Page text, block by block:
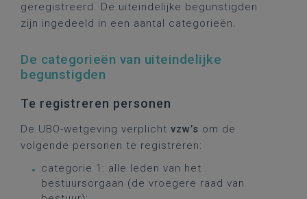
geregistreerd. De uiteindelijke begunstigden
zijn ingedeeld in een aantal categorieën.
De categorieën van uiteindelijke
begunstigden
Te registreren personen
De UBO-wetgeving verplicht vzw’s om de
volgende personen te registreren:
categorie 1: alle leden van het
bestuursorgaan (de vroegere raad van